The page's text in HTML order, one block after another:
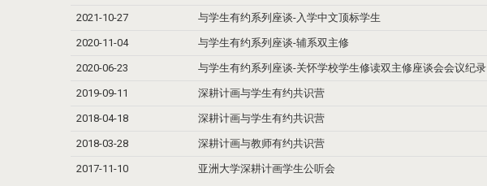
2021-10-27 与学生有约系列座谈-入学中文顶标学生
2020-11-04 与学生有约系列座谈-辅系双主修
2020-06-23 与学生有约系列座谈-关怀学校学生修读双主修座谈会会议纪录
2019-09-11 深耕计画与学生有约共识营
2018-04-18 深耕计画与学生有约共识营
2018-03-28 深耕计画与教师有约共识营
2017-11-10 亚洲大学深耕计画学生公听会